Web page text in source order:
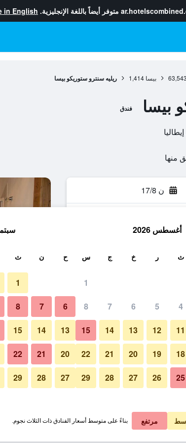
متوفر أيضاً باللغة الإنجليزية. in English
63,543 بيسا 1,414 ريليه سنترو ستوريكو بيسا
بيسا فندق
ن 17/8
في الليلة
﷼ عرض الصفقة
صور لـ ريليه سنترو
أغسطس 2026
ث ر خ ج س
1
4
5
6
7
8
11
12
13
14
15
18
19
20
21
22
25
26
27
28
29
سبتمبر
ح ن ث
1
6
7
8
13
14
15
20
21
22
27
28
29
مرتفع بناءً على متوسط أسعار الفنادق ذات الثلاث نجوم.